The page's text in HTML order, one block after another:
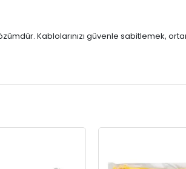
Kablolarınızı güvenle sabitlemek,